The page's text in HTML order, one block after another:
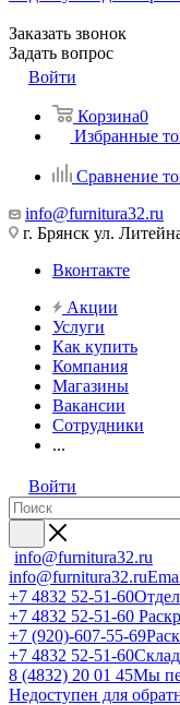
Заказать звонок
Задать вопрос
Войти
Корзина0
Избранные
Сравнение
info@furnitura32.ru
г. Брянск ул.
Вконтакте
Акции
Услуги
Как купить
Компания
Магазины
Вакансии
Сотрудники
...
Войти
info@furnitura32.ru
info@furnitura32.ru
+7 4832 52-51-60
+7 4832 52-51-60
+7 (920)-607-55-69
+7 4832 52-51-60
8 (4832) 20 01 45Мы
Недоступен для